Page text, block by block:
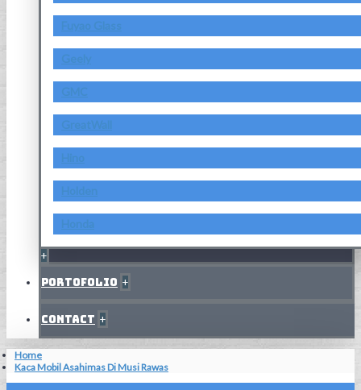
Fuyao Glass
Geely
GMC
GreatWall
Hino
Holden
Honda
+
Portofolio +
Contact +
Home
Kaca Mobil Asahimas Di Musi Rawas